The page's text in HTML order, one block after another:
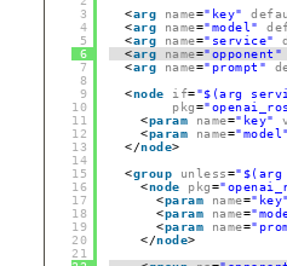
3
4
5
6
7
8
9
10
11
12
13
14
15
16
17
18
19
20
21
<arg name="key"
<arg name="model"
<arg name="service"
<arg name="opponent"
<arg name="prompt"
<node if="$(arg
pkg=
<param name="key"
<param name="model"
</node>
<group unless=
<node pkg=
<param name="key"
<param name=
<param name=
</node>